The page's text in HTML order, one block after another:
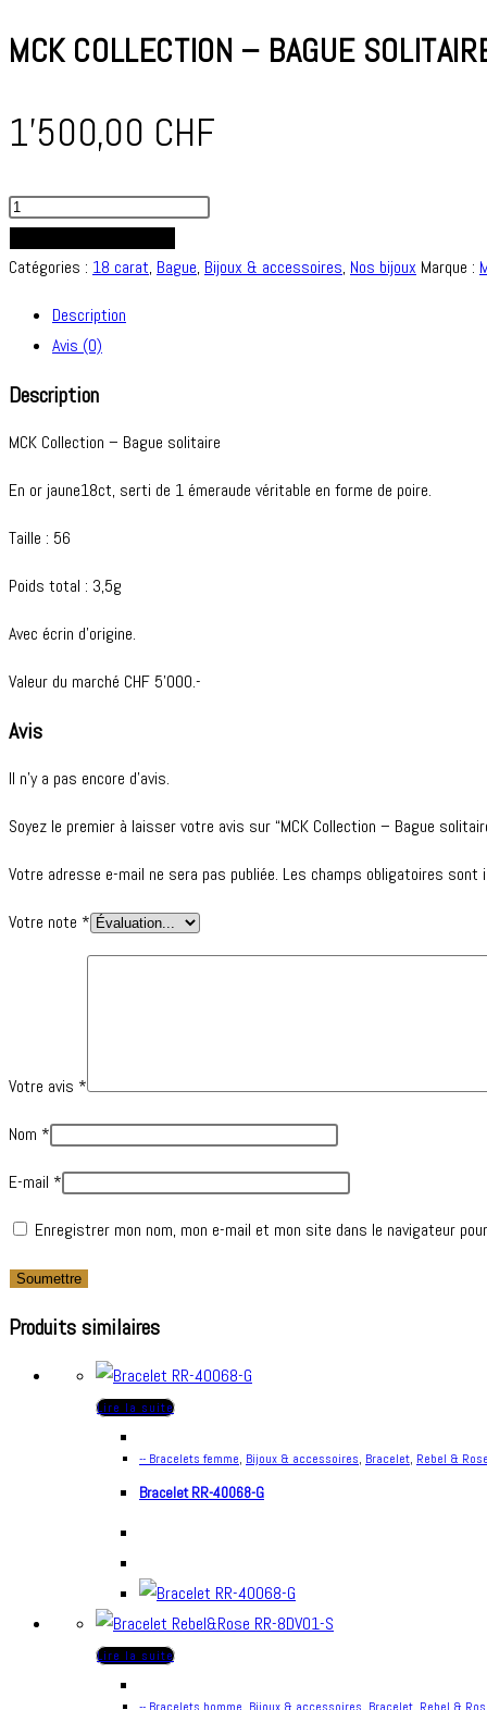
MCK COLLECTION – BAGUE
1'500,00 CHF
quantité
MCK
solitaire
poire
Catégories : 18 carat, Bague, Bijoux & accessoires, Nos bijoux Marque :
Description
Avis (0)
Description
MCK Collection – Bague solitaire
En or jaune18ct, serti de 1 émeraude véritable en forme de poire.
Taille : 56
Poids total : 3,5g
Avec écrin d’origine.
Valeur du marché CHF 5’000.-
Avis
Il n’y a pas encore d’avis.
Soyez le premier à laisser votre avis sur “MCK Collection – Bague
Votre adresse e-mail ne sera pas publiée. Les champs obligatoires sont
Votre note *
Votre avis *
Nom *
E-mail *
Enregistrer mon nom, mon e-mail et mon site dans le navigateur
Produits similaires
Lire la suite
-- Bracelets femme, Bijoux & accessoires, Bracelet, Rebel &
Bracelet RR-40068-G
Lire la suite
-- Bracelets homme, Bijoux & accessoires, Bracelet, Rebel &